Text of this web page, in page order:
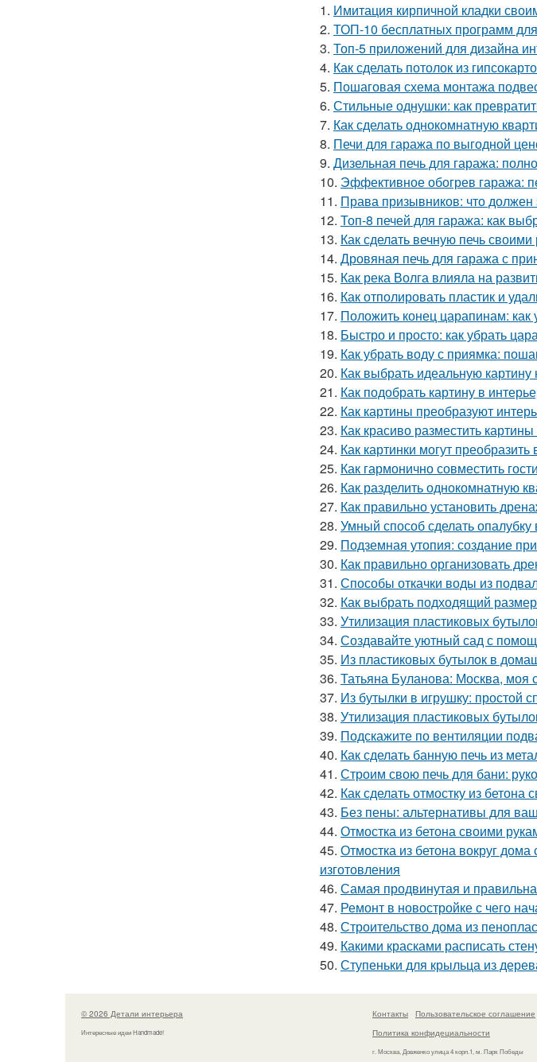
1. Имитация кирпичной кладки
2. ТОП-10 бесплатных программ
3. Топ-5 приложений для дизайна
4. Как сделать потолок из
5. Пошаговая схема монтажа
6. Стильные однушки: как
7. Как сделать однокомнатную
8. Печи для гаража по выгодной
9. Дизельная печь для гаража:
10. Эффективное обогрев гаража:
11. Права призывников: что
12. Топ-8 печей для гаража: как
13. Как сделать вечную печь
14. Дровяная печь для гаража с
15. Как река Волга влияла на
16. Как отполировать пластик и
17. Положить конец царапинам:
18. Быстро и просто: как убрать
19. Как убрать воду с приямка:
20. Как выбрать идеальную
21. Как подобрать картину в
22. Как картины преобразуют
23. Как красиво разместить
24. Как картинки могут
25. Как гармонично совместить
26. Как разделить однокомнатную
27. Как правильно установить
28. Умный способ сделать опалубку
29. Подземная утопия: создание
30. Как правильно организовать
31. Способы откачки воды из
32. Как выбрать подходящий
33. Утилизация пластиковых
34. Создавайте уютный сад с
35. Из пластиковых бутылок в
36. Татьяна Буланова: Москва, моя
37. Из бутылки в игрушку: простой
38. Утилизация пластиковых
39. Подскажите по вентиляции
40. Как сделать банную печь из
41. Строим свою печь для бани:
42. Как сделать отмостку из
43. Без пены: альтернативы для
44. Отмостка из бетона своими
45. Отмостка из бетона вокруг
изготовления
46. Самая продвинутая и
47. Ремонт в новостройке с чего
48. Строительство дома из
49. Какими красками расписать
50. Ступеньки для крыльца из
© 2026 Детали интерьера
Интересные идеи Handmade!
Контакты
Пользовательское соглашение
Политика конфидециальности
г. Москва, Довженко улица 4 корп.1, м. Парк Победы